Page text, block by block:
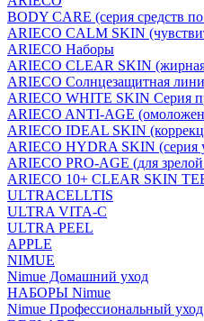
BODY CARE (серия средств
ARIECO CALM SKIN
ARIECO Наборы
ARIECO CLEAR SKIN
ARIECO Солнцезащитная
ARIECO WHITE SKIN Серия
ARIECO ANTI-AGE
ARIECO IDEAL SKIN
ARIECO HYDRA SKIN (серия
ARIECO PRO-AGE (для
ARIECO 10+ CLEAR SKIN
ULTRACELLTIS
ULTRA VITA-C
ULTRA PEEL
APPLE
NIMUE
Nimue Домашний уход
НАБОРЫ Nimue
Nimue Профессиональный уход